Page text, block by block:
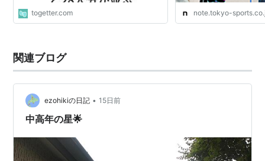
られた。25歳であった。
その後、新冠のレ・コード館でお別れ会を行った*2。
として施行し、最終レースの「ハッピーエンドプレミア
ム」では「オグリキャップメモリアル」の副名称を付与
1985年3月27日
togetter.com note.tokyo-
関連ブログ
ezohikiの日記 • 15日前
中高年の星🌟